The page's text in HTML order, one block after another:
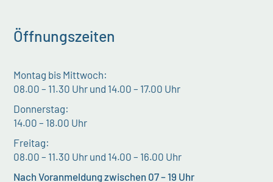
Öffnungszeiten
Montag bis Mittwoch:
08.00 – 11.30 Uhr und 14.00 – 17.00 Uhr
Donnerstag:
14.00 – 18.00 Uhr
Freitag:
08.00 – 11.30 Uhr und 14.00 – 16.00 Uhr
Nach Voranmeldung zwischen 07 – 19 Uhr